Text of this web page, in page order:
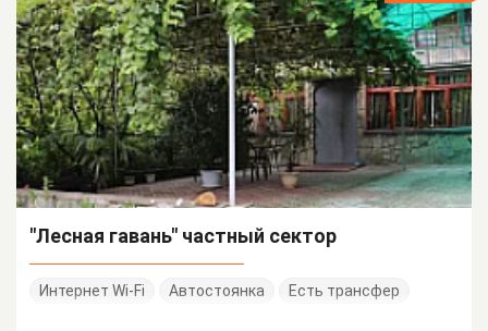
"Лесная гавань" частный сектор
Интернет Wi-Fi Автостоянка Есть трансфер